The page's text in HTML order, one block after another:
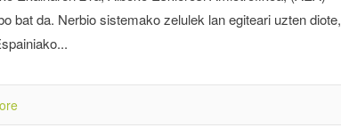
bat da. Nerbio sistemako zelulek lan egiteari uzten diote,